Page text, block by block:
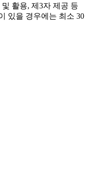
활용, 제3자 제공 등
있을 경우에는 최소 30